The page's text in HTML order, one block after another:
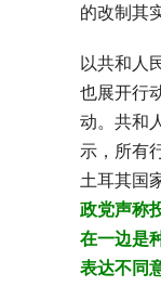
的改制其
以共和人
也展开行
动。共和
示，所有
土耳其国
政党声称
在一边是
表达不同